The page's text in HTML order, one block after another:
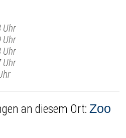
Uhr
Uhr
Uhr
Uhr
an diesem Ort:Zoo